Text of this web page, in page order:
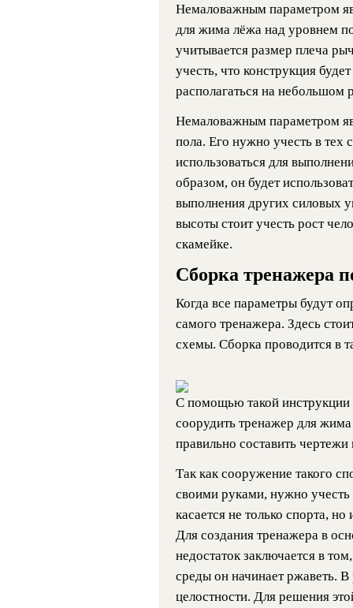
Немаловажным параметром
для жима лёжа над уровнем
учитывается размер плеча
учесть, что конструкция
располагаться на небольшом
Немаловажным параметром
пола. Его нужно учесть в тех
использоваться для
образом, он будет
выполнения других силовых
высоты стоит учесть рост
скамейке.
Сборка тренажера
Когда все параметры будут
самого тренажера. Здесь
схемы. Сборка проводится в
С помощью такой
соорудить тренажер для
правильно составить
Так как сооружение такого
своими руками, нужно
касается не только спорта,
Для создания тренажера в
недостаток заключается в
среды он начинает ржаветь.
целостности. Для решения